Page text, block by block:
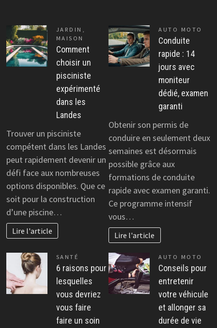
JARDIN ,
MAISON
Comment
choisir un
pisciniste
expérimenté
dans les
Landes
Trouver un pisciniste
compétent dans les Landes
peut rapidement devenir un
défi face aux nombreuses
options disponibles. Que ce
soit pour la construction
d’une piscine…
Lire l'article
AUTO MOTO
Conduite
rapide : 14
jours avec
moniteur
dédié, examen
garanti
Obtenir son permis de
conduire en seulement deux
semaines est désormais
possible grâce aux
formations de conduite
rapide avec examen garanti.
Ce programme intensif
vous…
Lire l'article
SANTÉ
6 raisons pour
lesquelles
vous devriez
vous faire
faire un soin
AUTO MOTO
Conseils pour
entretenir
votre véhicule
et allonger sa
durée de vie